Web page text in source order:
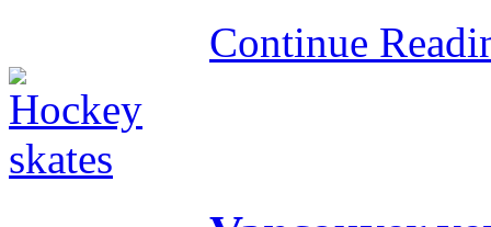
Continue